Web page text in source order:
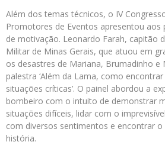
Além dos temas técnicos, o IV
Promotores de Eventos apresentou aos
de motivação. Leonardo Farah, capitão
Militar de Minas Gerais, que atuou em
os desastres de Mariana, Brumadinho e
palestra ‘Além da Lama, como
situações críticas’. O painel abordou a
bombeiro com o intuito de demonstrar
situações difíceis, lidar com o
com diversos sentimentos e encontrar
história.